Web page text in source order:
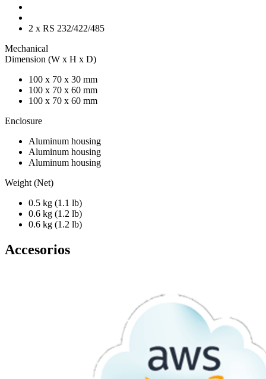
2 x RS 232/422/485
Mechanical
Dimension (W x H x D)
100 x 70 x 30 mm
100 x 70 x 60 mm
100 x 70 x 60 mm
Enclosure
Aluminum housing
Aluminum housing
Aluminum housing
Weight (Net)
0.5 kg (1.1 lb)
0.6 kg (1.2 lb)
0.6 kg (1.2 lb)
Accesorios